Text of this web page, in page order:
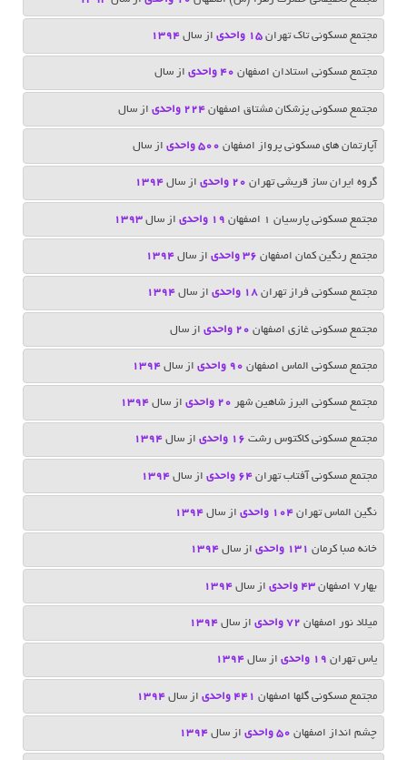
مجتمع مسکونی تاک تهران 15 واحدی از سال 1394
مجتمع مسکونی استادان اصفهان 40 واحدی از سال
مجتمع مسکونی پزشکان مشتاق اصفهان 224 واحدی از سال
آپارتمان های مسکونی پرواز اصفهان 500 واحدی از سال
گروه ایران ساز قریشی تهران 20 واحدی از سال 1394
مجتمع مسکونی پارسیان 1 اصفهان 19 واحدی از سال 1393
مجتمع رنگین کمان اصفهان 36 واحدی از سال 1394
مجتمع مسکونی فراز تهران 18 واحدی از سال 1394
مجتمع مسکونی غازی اصفهان 20 واحدی از سال
مجتمع مسکونی الماس اصفهان 90 واحدی از سال 1394
مجتمع مسکونی البرز شاهین شهر 20 واحدی از سال 1394
مجتمع مسکونی کاکتوس رشت 16 واحدی از سال 1394
مجتمع مسکونی آفتاب تهران 64 واحدی از سال 1394
نگین الماس تهران 104 واحدی از سال 1394
خانه صبا کرمان 131 واحدی از سال 1394
بهار7 اصفهان 43 واحدی از سال 1394
میلاد نور اصفهان 72 واحدی از سال 1394
یاس تهران 19 واحدی از سال 1394
مجتمع مسکونی گلها اصفهان 441 واحدی از سال 1394
چشم انداز اصفهان 50 واحدی از سال 1394